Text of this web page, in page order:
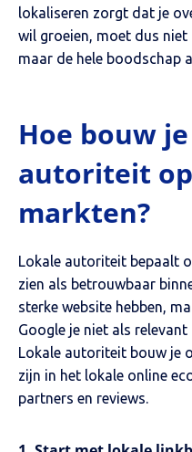
lokaliseren zorgt dat je
wil groeien, moet dus
maar de hele boodschap
Hoe bouw
autoriteit
markten?
Lokale autoriteit bepaalt
zien als betrouwbaar
sterke website hebben,
Google je niet als
Lokale autoriteit bouw je
zijn in het lokale online
partners en reviews.